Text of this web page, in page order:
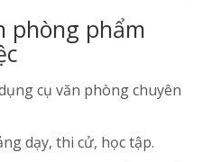
phòng phẩm
cụ văn phòng chuyên
dạy, thi cử, học tập.